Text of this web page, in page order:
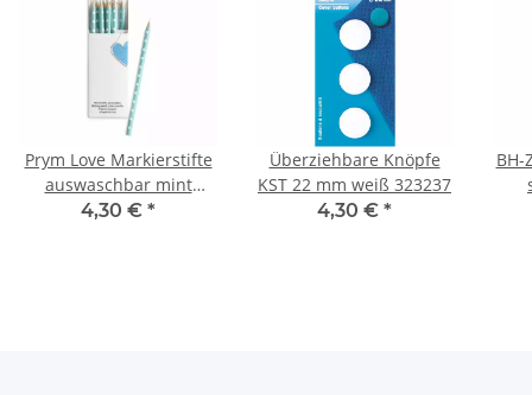
Prym Love Markierstifte
auswaschbar mint
610852
4,30 € *
Überziehbare Knöpfe
KST 22 mm weiß 323237
4,30 € *
BH-